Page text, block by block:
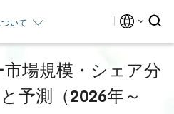
いて
場規模・シェア分
予測（2026年～